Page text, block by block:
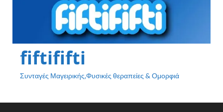
fiftififti
Συνταγές Μαγειρικής,Φυσικές θεραπείες & Ομορφιά